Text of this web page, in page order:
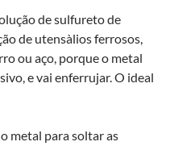
de sulfureto de
de utensà­lios ferrosos,
ou aço, porque o metal
e vai enferrujar. O ideal
metal para soltar as